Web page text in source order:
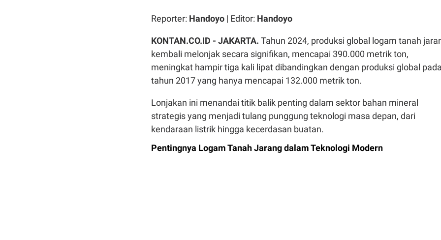
Reporter: Handoyo | Editor: Handoyo
KONTAN.CO.ID - JAKARTA. Tahun 2024, produksi global logam tanah
kembali melonjak secara signifikan, mencapai 390.000 metrik ton,
meningkat hampir tiga kali lipat dibandingkan dengan produksi global
tahun 2017 yang hanya mencapai 132.000 metrik ton.
Lonjakan ini menandai titik balik penting dalam sektor bahan mineral
strategis yang menjadi tulang punggung teknologi masa depan, dari
kendaraan listrik hingga kecerdasan buatan.
Pentingnya Logam Tanah Jarang dalam Teknologi Modern